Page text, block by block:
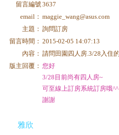
留言編號3637
email： maggie_wang@asus.com
主題： 詢問訂房
留言時間： 2015-02-05 14:07:13
內容： 請問田園四人房.3/28入住
版主回覆： 您好
3/28目前尚有四人房~
可至線上訂房系統訂房哦^^
謝謝
雅欣